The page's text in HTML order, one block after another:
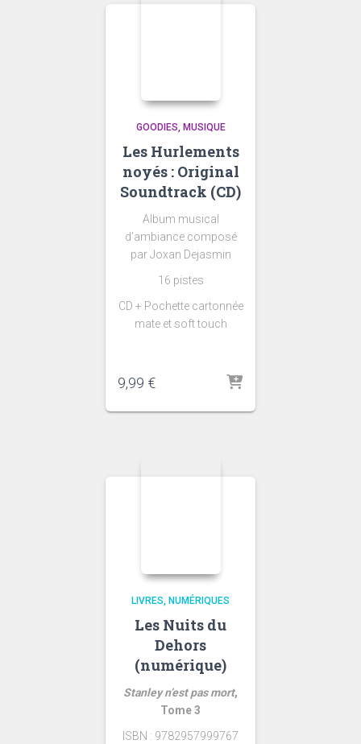
GOODIES MUSIQUE
Les Hurlements
noyés : Original
Soundtrack (CD)
Album musical
d’ambiance composé
par Joxan Dejasmin
16 pistes
CD + Pochette cartonnée
mate et soft touch
9,99 €
LIVRES NUMÉRIQUES
Les Nuits du
Dehors
(numérique)
Stanley n’est pas mort,
Tome 3
ISBN : 9782957999767